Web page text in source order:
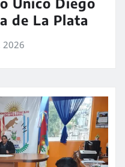
de La Plata
2026